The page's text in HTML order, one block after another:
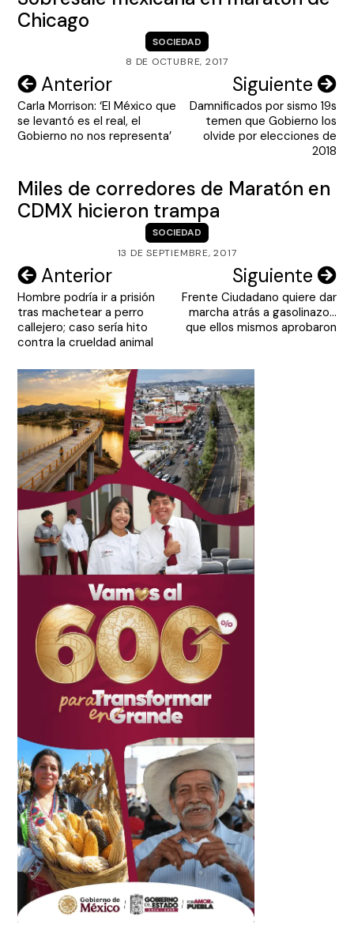
Chicago
SOCIEDAD
8 DE OCTUBRE, 2017
Navegación
de
entradas
Anterior
Carla Morrison: ‘El México que
se levantó es el real, el
Gobierno no nos representa’
Siguiente
Damnificados por sismo 19s
temen que Gobierno los
olvide por elecciones de
2018
Miles de corredores de Maratón en
CDMX hicieron trampa
SOCIEDAD
13 DE SEPTIEMBRE, 2017
Navegación
de
entradas
Anterior
Hombre podría ir a prisión
tras machetear a perro
callejero; caso sería hito
contra la crueldad animal
Siguiente
Frente Ciudadano quiere dar
marcha atrás a gasolinazo…
que ellos mismos aprobaron